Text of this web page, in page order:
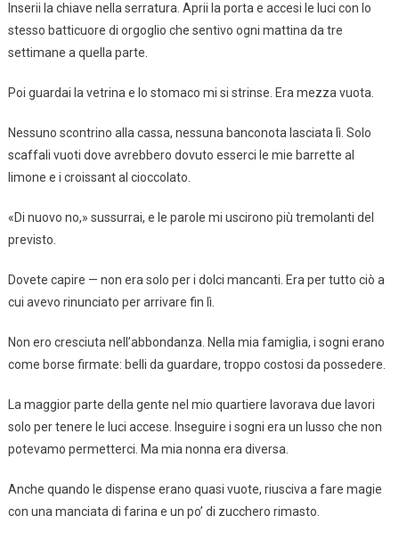
Inserii la chiave nella serratura. Aprii la porta e accesi le luci con lo
stesso batticuore di orgoglio che sentivo ogni mattina da tre
settimane a quella parte.
Poi guardai la vetrina e lo stomaco mi si strinse. Era mezza vuota.
Nessuno scontrino alla cassa, nessuna banconota lasciata lì. Solo
scaffali vuoti dove avrebbero dovuto esserci le mie barrette al
limone e i croissant al cioccolato.
«Di nuovo no,» sussurrai, e le parole mi uscirono più tremolanti del
previsto.
Dovete capire — non era solo per i dolci mancanti. Era per tutto ciò a
cui avevo rinunciato per arrivare fin lì.
Non ero cresciuta nell’abbondanza. Nella mia famiglia, i sogni erano
come borse firmate: belli da guardare, troppo costosi da possedere.
La maggior parte della gente nel mio quartiere lavorava due lavori
solo per tenere le luci accese. Inseguire i sogni era un lusso che non
potevamo permetterci. Ma mia nonna era diversa.
Anche quando le dispense erano quasi vuote, riusciva a fare magie
con una manciata di farina e un po’ di zucchero rimasto.